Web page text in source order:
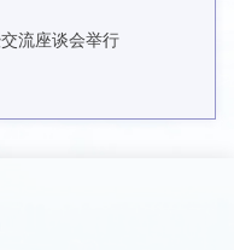
流座谈会举行